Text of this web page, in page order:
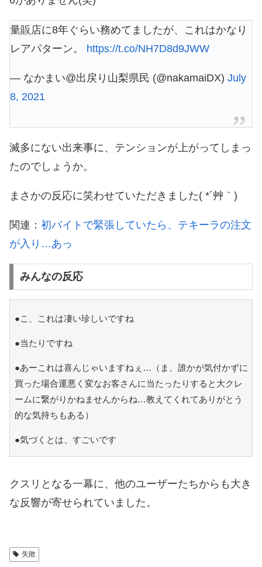
量販店に8年ぐらい務めてましたが、これはかなり
レアパターン。 https://t.co/NH7D8d9JWW
— なかまい@出戻り山梨県民 (@nakamaiDX) July
8, 2021
滅多にない出来事に、テンションが上がってしまっ
たのでしょうか。
まさかの反応に笑わせていただきました( *´艸｀)
関連： 初バイトで緊張していたら、テキーラの注文
が入り…あっ
みんなの反応
●こ、これは凄い珍しいですね
●当たりですね
●あーこれは喜んじゃいますねぇ…（ま、誰かが気付かずに
買った場合運悪く変なお客さんに当たったりすると大クレ
ームに繋がりかねませんからね…教えてくれてありがとう
的な気持ちもある）
●気づくとは、すごいです
クスリとなる一幕に、他のユーザーたちからも大き
な反響が寄せられていました。
失敗